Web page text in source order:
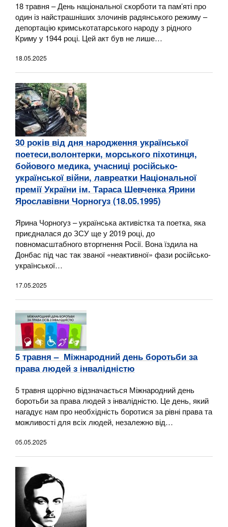
18 травня – День національної скорботи та пам’яті про
один із найстрашніших злочинів радянського режиму –
депортацію кримськотатарського народу з рідного
Криму у 1944 році. Цей акт був не лише…
18.05.2025
30 років від дня народження української
поетеси,волонтерки, морського піхотинця,
бойового медика, учасниці російсько-
української війни, лавреатки Національної
премії України ім. Тараса Шевченка Ярини
Ярославівни Чорногуз (18.05.1995)
Ярина Чорногуз – українська активістка та поетка, яка
приєдналася до ЗСУ ще у 2019 році, до
повномасштабного вторгнення Росії. Вона їздила на
Донбас під час так званої «неактивної» фази російсько-
української…
17.05.2025
5 травня – Міжнародний день боротьби за
права людей з інвалідністю
5 травня щорічно відзначається Міжнародний день
боротьби за права людей з інвалідністю. Це день, який
нагадує нам про необхідність боротися за рівні права та
можливості для всіх людей, незалежно від…
05.05.2025